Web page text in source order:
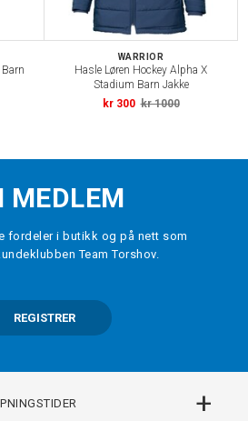
WARRIOR
Hasle Løren Hockey Alpha X
Stadium Barn Jakke
kr 300 kr 1000
MEDLEM
fordeler i butikk og på nett som
Team Torshov.
REGISTRER
+